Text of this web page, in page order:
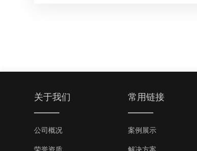
关于我们
公司概况
常用链接
案例展示